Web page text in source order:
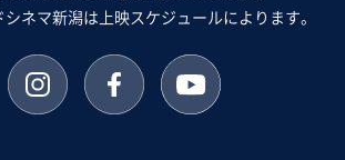
シネマ新潟は上映スケジュールによります。